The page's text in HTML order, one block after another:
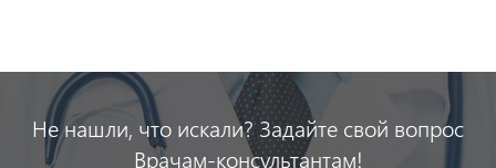
Не нашли, что искали? Задайте свой вопрос
Врачам-консультантам!